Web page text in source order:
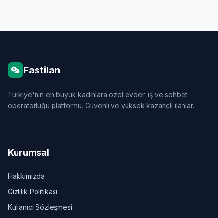
Fastilan
Türkiye'nin en büyük kadınlara özel evden iş ve sohbet
operatörlüğü platformu. Güvenli ve yüksek kazançlı ilanlar.
Kurumsal
Hakkımızda
Gizlilik Politikası
Kullanıcı Sözleşmesi